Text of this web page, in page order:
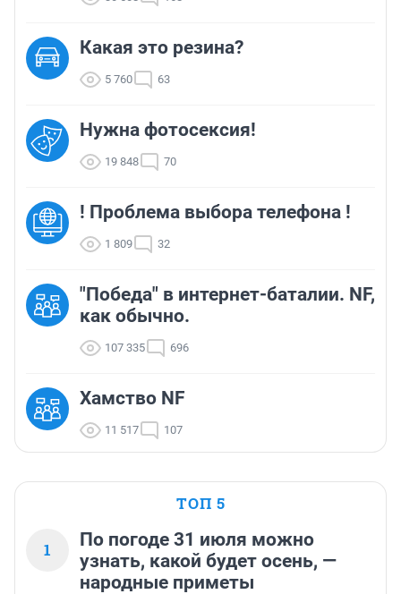
Какая это резина?
5 760 63
Нужна фотосексия!
19 848 70
! Проблема выбора телефона !
1 809 32
"Победа" в интернет-баталии. NF,
как обычно.
107 335 696
Хамство NF
11 517 107
ТОП 5
1
По погоде 31 июля можно
узнать, какой будет осень, —
народные приметы